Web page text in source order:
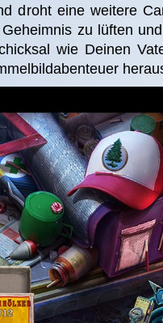
droht eine weitere
zu lüften
wie Deinen